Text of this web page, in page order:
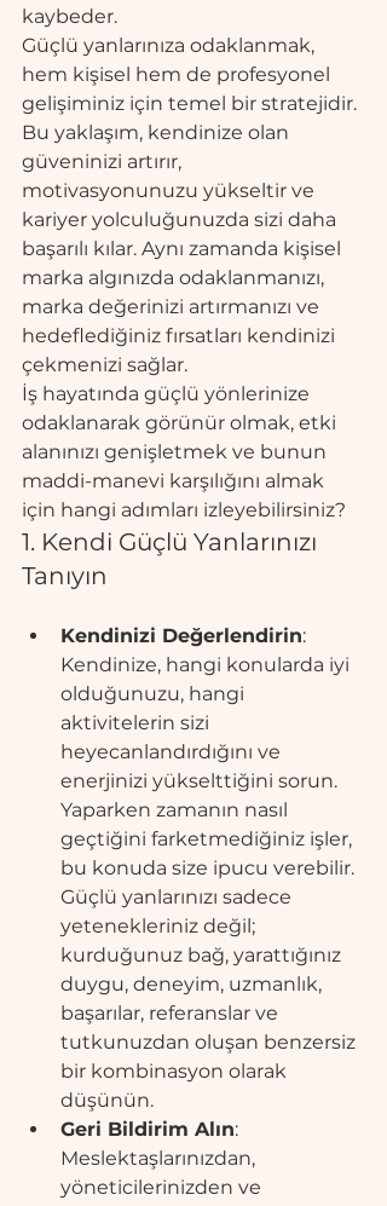
kaybeder.
Güçlü yanlarınıza odaklanmak,
hem kişisel hem de profesyonel
gelişiminiz için temel bir stratejidir.
Bu yaklaşım, kendinize olan
güveninizi artırır,
motivasyonunuzu yükseltir ve
kariyer yolculuğunuzda sizi daha
başarılı kılar. Aynı zamanda kişisel
marka algınızda odaklanmanızı,
marka değerinizi artırmanızı ve
hedeflediğiniz fırsatları kendinizi
çekmenizi sağlar.
İş hayatında güçlü yönlerinize
odaklanarak görünür olmak, etki
alanınızı genişletmek ve bunun
maddi-manevi karşılığını almak
için hangi adımları izleyebilirsiniz?
1. Kendi Güçlü Yanlarınızı
Tanıyın
Kendinizi Değerlendirin:
Kendinize, hangi konularda iyi
olduğunuzu, hangi
aktivitelerin sizi
heyecanlandırdığını ve
enerjinizi yükselttiğini sorun.
Yaparken zamanın nasıl
geçtiğini farketmediğiniz işler,
bu konuda size ipucu verebilir.
Güçlü yanlarınızı sadece
yetenekleriniz değil;
kurduğunuz bağ, yarattığınız
duygu, deneyim, uzmanlık,
başarılar, referanslar ve
tutkunuzdan oluşan benzersiz
bir kombinasyon olarak
düşünün.
Geri Bildirim Alın:
Meslektaşlarınızdan,
yöneticilerinizden ve